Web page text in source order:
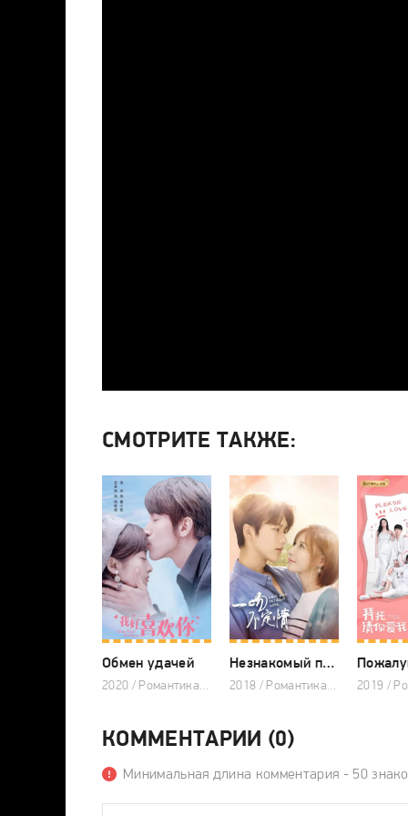
СМОТРИТЕ ТАКЖЕ:
Обмен удачей
2020 / Романтика, Комедия, Драма, Китайские дорамы
Незнакомый поцелуй
2018 / Романтика, Фэнтези, Комедия, Китайские дорамы
КОММЕНТАРИИ (0)
Минимальная длина комментария - 50